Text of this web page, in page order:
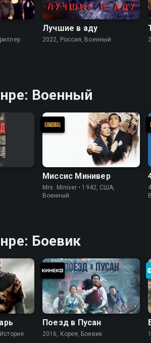
Лучшие в аду
2022, Россия, Военный
Военный
Миссис Минивер
Mrs. Miniver • 1942, США,
Военный
Боевик
Поезд в Пусан
2016, Корея, Боевик